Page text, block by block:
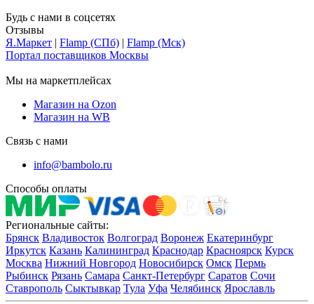
Будь с нами в соцсетях
Отзывы
Я.Маркет | Flamp (СПб) | Flamp (Мск)
Портал поставщиков Москвы
Мы на маркетплейсах
Магазин на Ozon
Магазин на WB
Связь с нами
info@bambolo.ru
Способы оплаты
Региональные сайты:
Брянск Владивосток Волгоград Воронеж Екатеринбург
Иркутск Казань Калининград Краснодар Красноярск Курск
Москва Нижний Новгород Новосибирск Омск Пермь
Рыбинск Рязань Самара Санкт-Петербург Саратов Сочи
Ставрополь Сыктывкар Тула Уфа Челябинск Ярославль